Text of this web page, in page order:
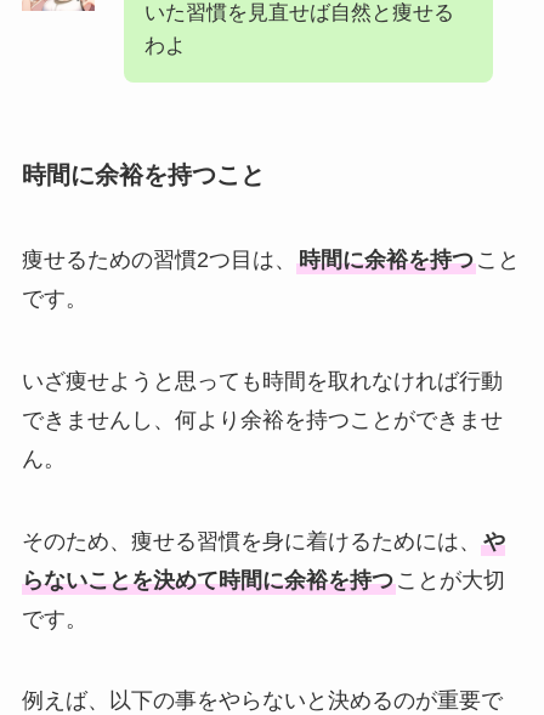
いた習慣を見直せば自然と痩せる
わよ
時間に余裕を持つこと
痩せるための習慣2つ目は、 時間に余裕を持つこと
です。
いざ痩せようと思っても時間を取れなければ行動
できませんし、何より余裕を持つことができませ
ん。
そのため、痩せる習慣を身に着けるためには、 や
らないことを決めて時間に余裕を持つことが大切
です。
例えば、以下の事をやらないと決めるのが重要で